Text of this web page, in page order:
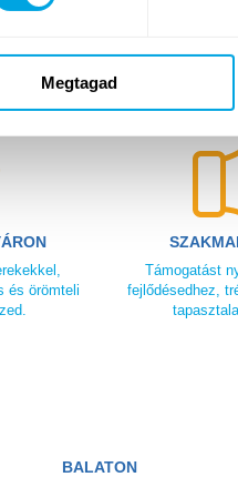
Megtagad
és örömteli
Támogatást
fejlődésedhez,
BALATON